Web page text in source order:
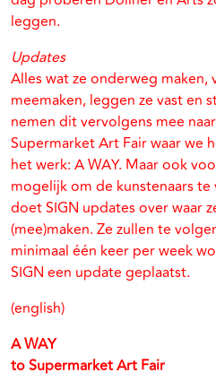
leggen.
Updates
Alles wat ze onderweg maken,
meemaken, leggen ze vast en
nemen dit vervolgens mee
Supermarket Art Fair waar we
het werk: A WAY. Maar ook
mogelijk om de kunstenaars
doet SIGN updates over waar
(mee)maken. Ze zullen te
minimaal één keer per week
SIGN een update geplaatst.
(english)
A WAY
to Supermarket Art Fair